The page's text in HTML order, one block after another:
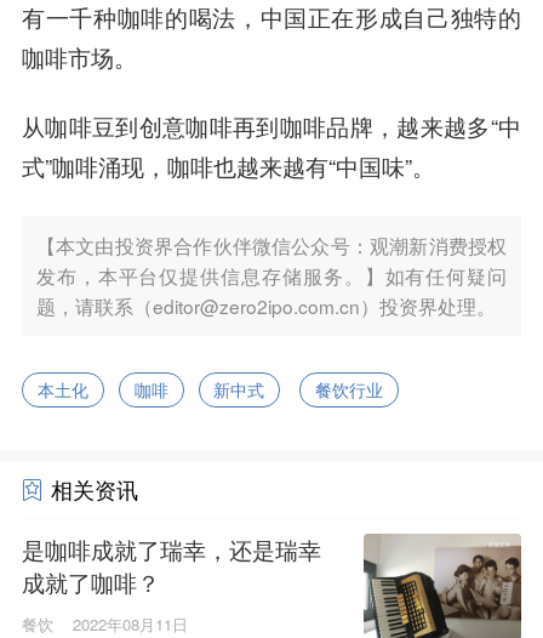
有一千种咖啡的喝法，中国正在形成自己独特的
咖啡市场。
从咖啡豆到创意咖啡再到咖啡品牌，越来越多“中
式”咖啡涌现，咖啡也越来越有“中国味”。
【本文由投资界合作伙伴微信公众号：观潮新消费授权
发布，本平台仅提供信息存储服务。】如有任何疑问
题，请联系（editor@zero2ipo.com.cn）投资界处理。
本土化 咖啡 新中式 餐饮行业
相关资讯
是咖啡成就了瑞幸，还是瑞幸
成就了咖啡？
餐饮 2022年08月11日